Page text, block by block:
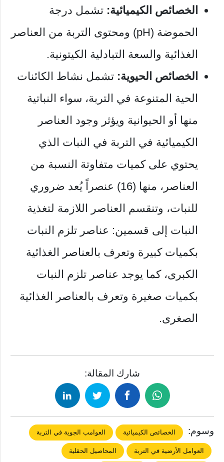
الخصائص الكيميائية: تشمل درجة
الحموضة (pH) ومحتوى التربة من العناصر
الغذائية والسعة التبادلية الكيتونية.
الخصائص الحيوية: تشمل نشاط الكائنات
الحية المتنوعة في التربة، سواء النباتية
منها أو الحيوانية ويؤثر وجود العناصر
الكيميائية في التربة في النبات الذي
يحتوي على كميات متفاوتة النسبة من
العناصر، منها (16) عنصراً يُعد ضروري
للنبات، وتنقسم العناصر اللازمة لتغذية
النبات إلى قسمين: عناصر تلزم النبات
بكميات كبيرة وتعرف بالعناصر الغذائية
الكبرى، كما يوجد عناصر تلزم النبات
بكميات صغيرة وتعرف بالعناصر الغذائية
الصغرى.
شارك المقالة:
وسوم: الخصائص الكيميائية العوامب الجوية في التربة
العوامل الأرضية في التربة المحاصيل الحقلية